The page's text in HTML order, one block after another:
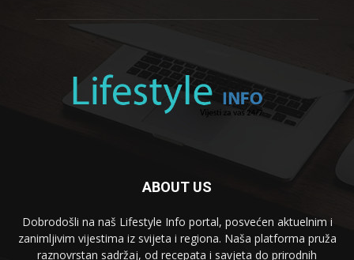
ABOUT US
Dobrodošli na naš Lifestyle Info portal, posvećen aktuelnim i
zanimljivim vijestima iz svijeta i regiona. Naša platforma pruža
raznovrstan sadržaj, od recepata i savjeta do prirodnih